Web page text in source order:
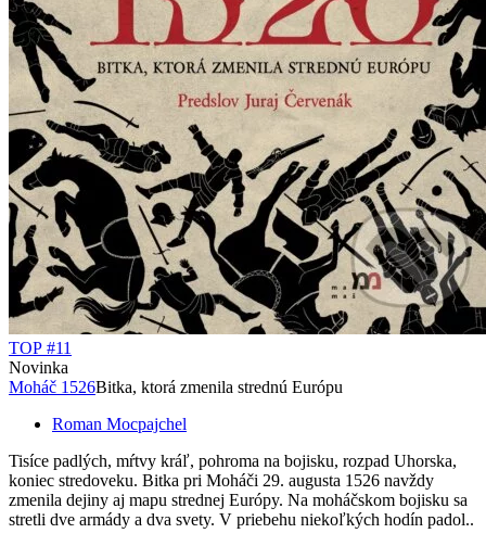
TOP #11
Novinka
Moháč 1526Bitka, ktorá zmenila strednú Európu
Roman Mocpajchel
Tisíce padlých, mŕtvy kráľ, pohroma na bojisku, rozpad Uhorska,
koniec stredoveku. Bitka pri Moháči 29. augusta 1526 navždy
zmenila dejiny aj mapu strednej Európy. Na moháčskom bojisku sa
stretli dve armády a dva svety. V priebehu niekoľkých hodín padol..